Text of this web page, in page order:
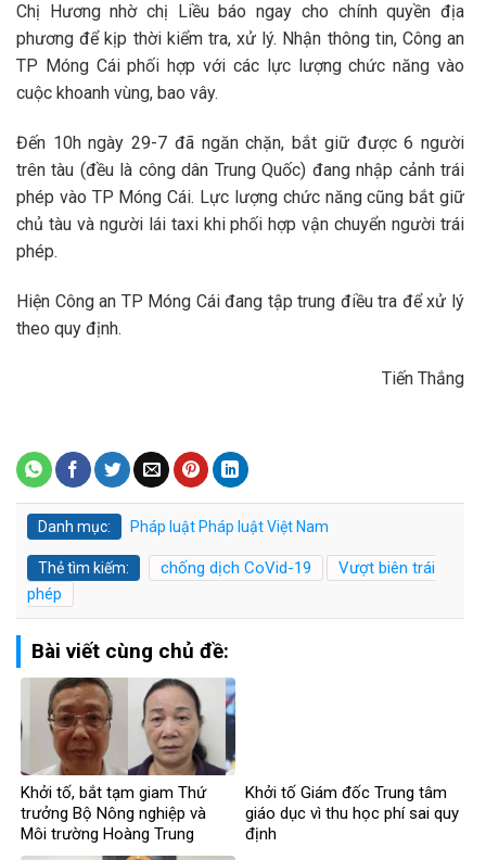
Chị Hương nhờ chị Liều báo ngay cho chính quyền địa
phương để kịp thời kiểm tra, xử lý. Nhận thông tin, Công an
TP Móng Cái phối hợp với các lực lượng chức năng vào
cuộc khoanh vùng, bao vây.
Đến 10h ngày 29-7 đã ngăn chặn, bắt giữ được 6 người
trên tàu (đều là công dân Trung Quốc) đang nhập cảnh trái
phép vào TP Móng Cái. Lực lượng chức năng cũng bắt giữ
chủ tàu và người lái taxi khi phối hợp vận chuyển người trái
phép.
Hiện Công an TP Móng Cái đang tập trung điều tra để xử lý
theo quy định.
Tiến Thắng
Danh mục: Pháp luậtPháp luật Việt Nam
Thẻ tìm kiếm: chống dịch CoVid-19
Vượt biên trái
phép
Bài viết cùng chủ đề:
Khởi tố, bắt tạm giam Thứ
trưởng Bộ Nông nghiệp và
Môi trường Hoàng Trung
Khởi tố Giám đốc Trung tâm
giáo dục vì thu học phí sai quy
định